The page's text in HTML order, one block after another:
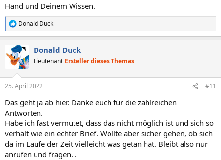
Hand und Deinem Wissen.
R
e
t
n
e
:
Donald Duck
Donald Duck
Lieutenant Ersteller dieses Themas
25. April 2022 #11
Das geht ja ab hier. Danke euch für die zahlreichen
Antworten.
Habe ich fast vermutet, dass das nicht möglich ist und sich so
verhält wie ein echter Brief. Wollte aber sicher gehen, ob sich
da im Laufe der Zeit vielleicht was getan hat. Bleibt also nur
anrufen und fragen...